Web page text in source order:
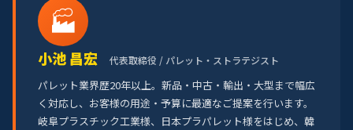
🏭
小池 昌宏 代表取締役 / パレット・ストラテジスト
パレット業界歴20年以上。新品・中古・輸出・大型まで幅広
く対応し、お客様の用途・予算に最適なご提案を行います。
岐阜プラスチック工業様、日本プラパレット様をはじめ、韓